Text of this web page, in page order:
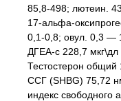
85,8-498; лютеин.
17-альфа-
0,1-0,8; овул. 0,3 —
ДГЕА-с 228,7
Тестостерон
ССГ (SHBG) 75,72
индекс свободного